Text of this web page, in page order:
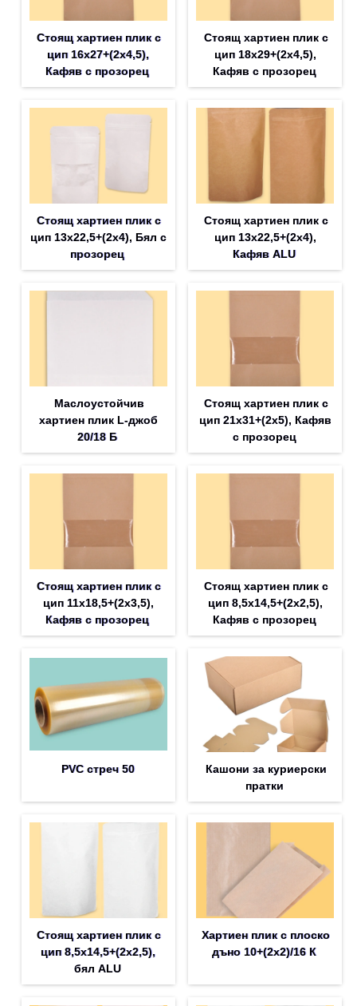
Стоящ хартиен плик с
цип 16х27+(2х4,5),
Кафяв с прозорец
Стоящ хартиен плик с
цип 18х29+(2х4,5),
Кафяв с прозорец
Стоящ хартиен плик с
цип 13х22,5+(2х4), Бял с
прозорец
Стоящ хартиен плик с
цип 13х22,5+(2х4),
Кафяв ALU
Маслоустойчив
хартиен плик L-джоб
20/18 Б
Стоящ хартиен плик с
цип 21х31+(2х5), Кафяв
с прозорец
Стоящ хартиен плик с
цип 11х18,5+(2х3,5),
Кафяв с прозорец
Стоящ хартиен плик с
цип 8,5х14,5+(2х2,5),
Кафяв с прозорец
PVC стреч 50
Кашони за куриерски
пратки
Стоящ хартиен плик с
цип 8,5х14,5+(2х2,5),
бял ALU
Хартиен плик с плоско
дъно 10+(2х2)/16 К